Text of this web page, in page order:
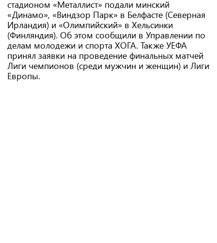
стадионом «Металлист» подали минский
«Динамо», «Виндзор Парк» в Белфасте (Северная
Ирландия) и «Олимпийский» в Хельсинки
(Финляндия). Об этом сообщили в Управлении по
делам молодежи и спорта ХОГА. Также УЕФА
принял заявки на проведение финальных матчей
Лиги чемпионов (среди мужчин и женщин) и Лиги
Европы.